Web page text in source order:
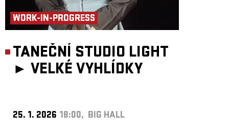
WORK-IN-PROGRESS
TANEČNÍ STUDIO LIGHT
► VELKÉ VYHLÍDKY
25. 1. 2026 18:00, BIG HALL